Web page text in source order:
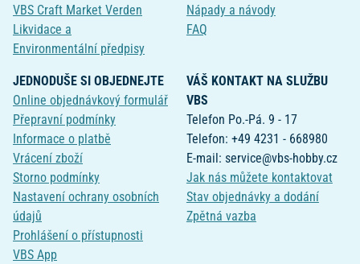
VBS Craft Market Verden
Likvidace a
Environmentální předpisy
Nápady a návody
FAQ
JEDNODUŠE SI OBJEDNEJTE
Online objednávkový formulář
Přepravní podmínky
Informace o platbě
Vrácení zboží
Storno podmínky
Nastavení ochrany osobních
údajů
Prohlášení o přístupnosti
VBS App
VÁŠ KONTAKT NA SLUŽBU
VBS
Telefon Po.-Pá. 9 - 17
Telefon: +49 4231 - 668980
E-mail: service@vbs-hobby.cz
Jak nás můžete kontaktovat
Stav objednávky a dodání
Zpětná vazba